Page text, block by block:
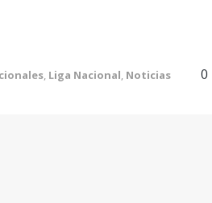
Liga Nacional Noticias 0